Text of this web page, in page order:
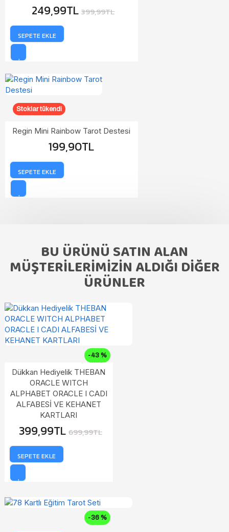
249,99TL 399,99TL
SEPETE EKLE
Stoklar tükendi
Regin Mini Rainbow Tarot Destesi
199,90TL
SEPETE EKLE
BU ÜRÜNÜ SATIN ALAN
MÜŞTERILERIMIZIN ALDIĞI DIĞER
ÜRÜNLER
-43 %
Dükkan Hediyelik THEBAN
ORACLE WITCH
ALPHABET ORACLE I CADI
ALFABESİ VE KEHANET
KARTLARI
399,99TL 699,99TL
SEPETE EKLE
-36 %